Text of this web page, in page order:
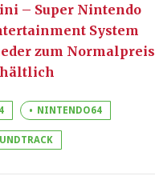
– Super Nintendo
System
zum Normalpreis
NINTENDO64